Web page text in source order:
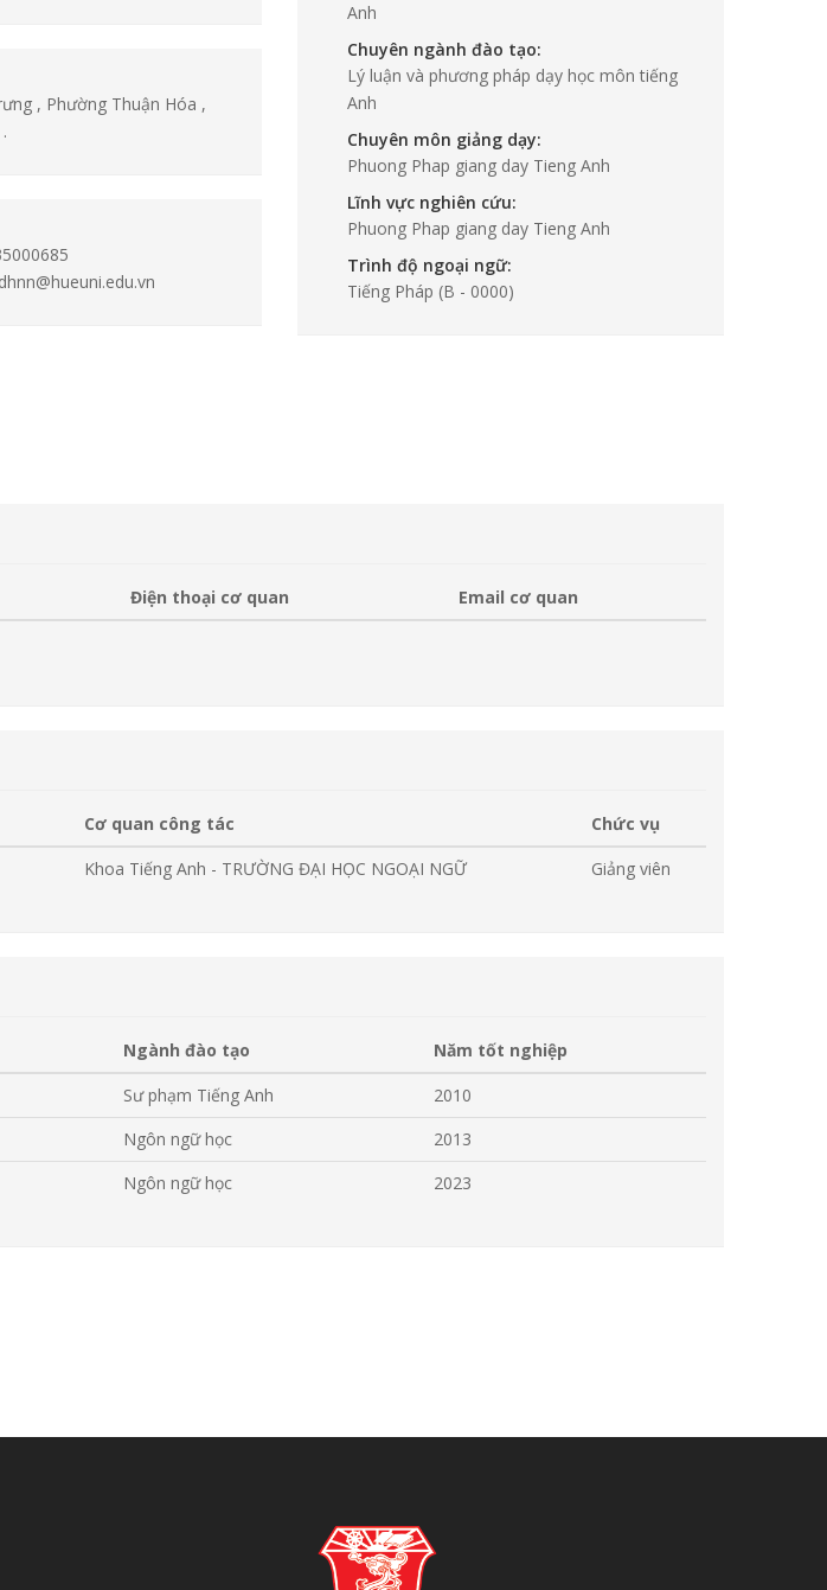
, Phường Thuận Hóa ,
Anh
Chuyên ngành đào tạo:
Lý luận và phương pháp dạy học môn tiếng
Anh
Chuyên môn giảng dạy:
Phuong Phap giang day Tieng Anh
Lĩnh vực nghiên cứu:
Phuong Phap giang day Tieng Anh
Trình độ ngoại ngữ:
Tiếng Pháp (B - 0000)
Điện thoại cơ quan
Email cơ quan
Cơ quan công tác
Chức vụ
Khoa Tiếng Anh - TRƯỜNG ĐẠI HỌC NGOẠI NGỮ Giảng viên
Ngành đào tạo
Năm tốt nghiệp
Sư phạm Tiếng Anh
2010
Ngôn ngữ học
2013
Ngôn ngữ học 2023